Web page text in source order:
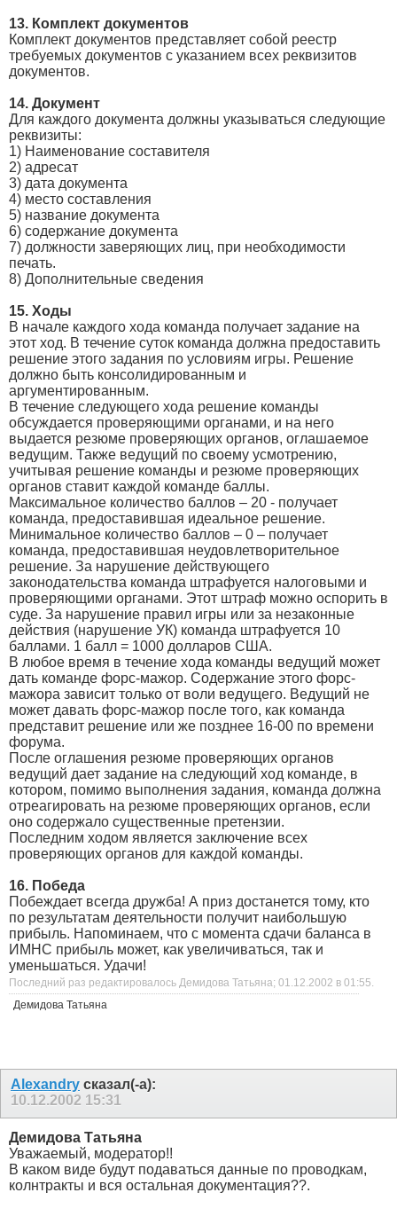
13. Комплект документов
Комплект документов представляет собой реестр
требуемых документов с указанием всех реквизитов
документов.
14. Документ
Для каждого документа должны указываться следующие
реквизиты:
1) Наименование составителя
2) адресат
3) дата документа
4) место составления
5) название документа
6) содержание документа
7) должности заверяющих лиц, при необходимости
печать.
8) Дополнительные сведения
15. Ходы
В начале каждого хода команда получает задание на
этот ход. В течение суток команда должна предоставить
решение этого задания по условиям игры. Решение
должно быть консолидированным и
аргументированным.
В течение следующего хода решение команды
обсуждается проверяющими органами, и на него
выдается резюме проверяющих органов, оглашаемое
ведущим. Также ведущий по своему усмотрению,
учитывая решение команды и резюме проверяющих
органов ставит каждой команде баллы.
Максимальное количество баллов – 20 - получает
команда, предоставившая идеальное решение.
Минимальное количество баллов – 0 – получает
команда, предоставившая неудовлетворительное
решение. За нарушение действующего
законодательства команда штрафуется налоговыми и
проверяющими органами. Этот штраф можно оспорить в
суде. За нарушение правил игры или за незаконные
действия (нарушение УК) команда штрафуется 10
баллами. 1 балл = 1000 долларов США.
В любое время в течение хода команды ведущий может
дать команде форс-мажор. Содержание этого форс-
мажора зависит только от воли ведущего. Ведущий не
может давать форс-мажор после того, как команда
представит решение или же позднее 16-00 по времени
форума.
После оглашения резюме проверяющих органов
ведущий дает задание на следующий ход команде, в
котором, помимо выполнения задания, команда должна
отреагировать на резюме проверяющих органов, если
оно содержало существенные претензии.
Последним ходом является заключение всех
проверяющих органов для каждой команды.
16. Победа
Побеждает всегда дружба! А приз достанется тому, кто
по результатам деятельности получит наибольшую
прибыль. Напоминаем, что с момента сдачи баланса в
ИМНС прибыль может, как увеличиваться, так и
уменьшаться. Удачи!
Последний раз редактировалось Демидова Татьяна; 01.12.2002 в 01:55.
Демидова Татьяна
Alexandry сказал(-а):
10.12.2002 15:31
Демидова Татьяна
Уважаемый, модератор!!
В каком виде будут подаваться данные по проводкам,
колнтракты и вся остальная документация??.